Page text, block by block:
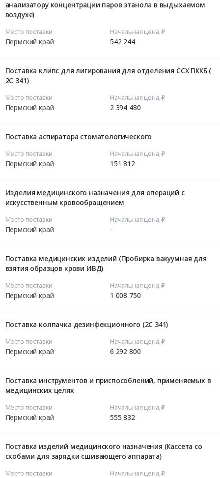
анализатору концентрации паров этанола в выдыхаемом
воздухе)
Место поставки
Пермский край
Начальная цена, ₽
542 244
Поставка клипс для лигирования для отделения ССХ ПККБ (
2С 341)
Место поставки
Пермский край
Начальная цена, ₽
2 394 480
Поставка аспиратора стоматологического
Место поставки
Пермский край
Начальная цена, ₽
151 812
Изделия медицинского назначения для операций с
искусственным кровообращением
Место поставки
Пермский край
Начальная цена, ₽
-
Поставка медицинских изделий (Пробирка вакуумная для
взятия образцов крови ИВД)
Место поставки
Пермский край
Начальная цена, ₽
1 008 750
Поставка колпачка дезинфекционного (2С 341)
Место поставки
Пермский край
Начальная цена, ₽
6 292 800
Поставка инструментов и приспособлений, применяемых в
медицинских целях
Место поставки
Пермский край
Начальная цена, ₽
555 832
Поставка изделий медицинского назначения (Кассета со
скобами для зарядки сшивающего аппарата)
Место поставки Начальная цена, ₽